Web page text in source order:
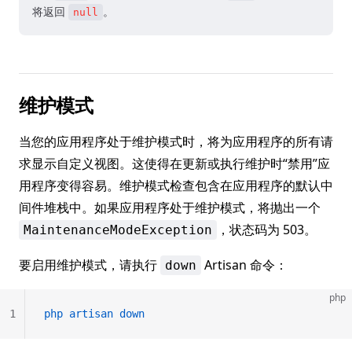
将返回
null 。
维护模式
当您的应用程序处于维护模式时，将为应用程序的所有请
求显示自定义视图。这使得在更新或执行维护时“禁用”应
用程序变得容易。维护模式检查包含在应用程序的默认中
间件堆栈中。如果应用程序处于维护模式，将抛出一个
MaintenanceModeException ，状态码为 503。
要启用维护模式，请执行 down Artisan 命令：
php
php artisan down
1